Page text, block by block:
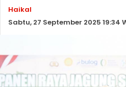
Haikal
Sabtu, 27 September 2025 19:34